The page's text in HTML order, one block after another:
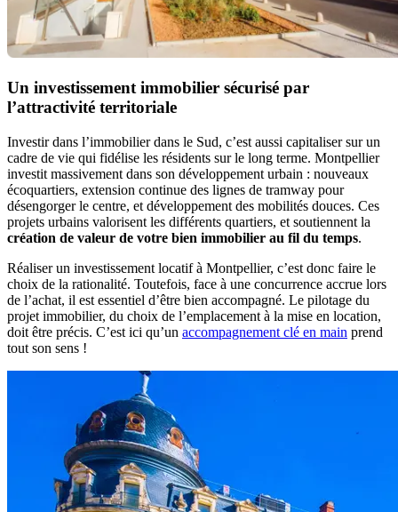
Un investissement immobilier sécurisé par
l’attractivité territoriale
Investir dans l’immobilier dans le Sud, c’est aussi capitaliser sur un
cadre de vie qui fidélise les résidents sur le long terme. Montpellier
investit massivement dans son développement urbain : nouveaux
écoquartiers, extension continue des lignes de tramway pour
désengorger le centre, et développement des mobilités douces. Ces
projets urbains valorisent les différents quartiers, et soutiennent la
création de valeur de votre bien immobilier au fil du temps.
Réaliser un investissement locatif à Montpellier, c’est donc faire le
choix de la rationalité. Toutefois, face à une concurrence accrue lors
de l’achat, il est essentiel d’être bien accompagné. Le pilotage du
projet immobilier, du choix de l’emplacement à la mise en location,
doit être précis. C’est ici qu’un accompagnement clé en main prend
tout son sens !